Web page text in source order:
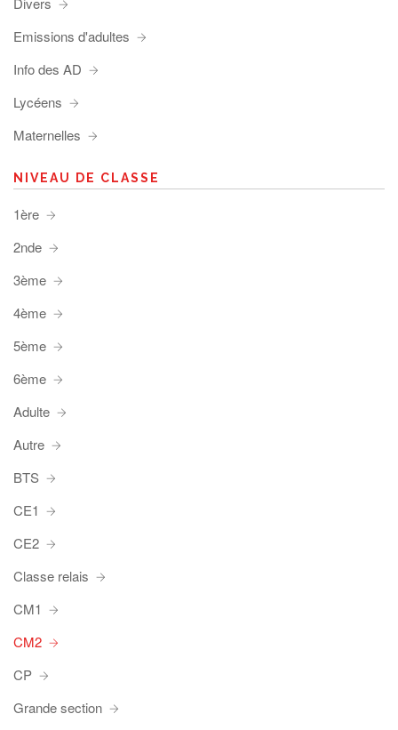
Emissions d'adultes
Info des AD
Lycéens
Maternelles
NIVEAU DE CLASSE
1ère
2nde
3ème
4ème
5ème
6ème
Adulte
Autre
BTS
CE1
CE2
Classe relais
CM1
CM2
CP
Grande section